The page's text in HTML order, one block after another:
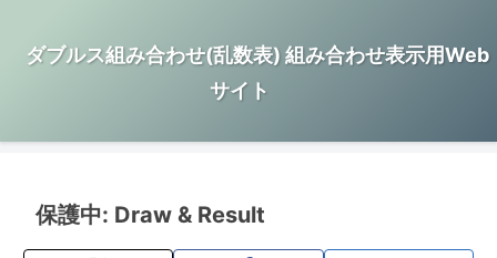
ダブルス組み合わせ(乱数表) 組み合わせ表示用Web
サイト
保護中: Draw & Result